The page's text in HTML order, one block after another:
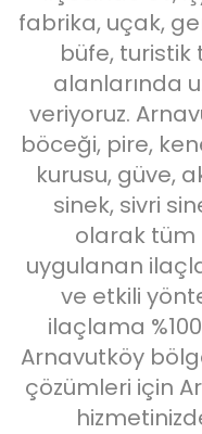
fabrika, uçak,
büfe, turistik
alanlarında
veriyoruz.
böceği, pire,
kurusu, güve,
sinek, sivri
olarak tüm
uygulanan
ve etkili
ilaçlama
Arnavutköy
çözümleri için